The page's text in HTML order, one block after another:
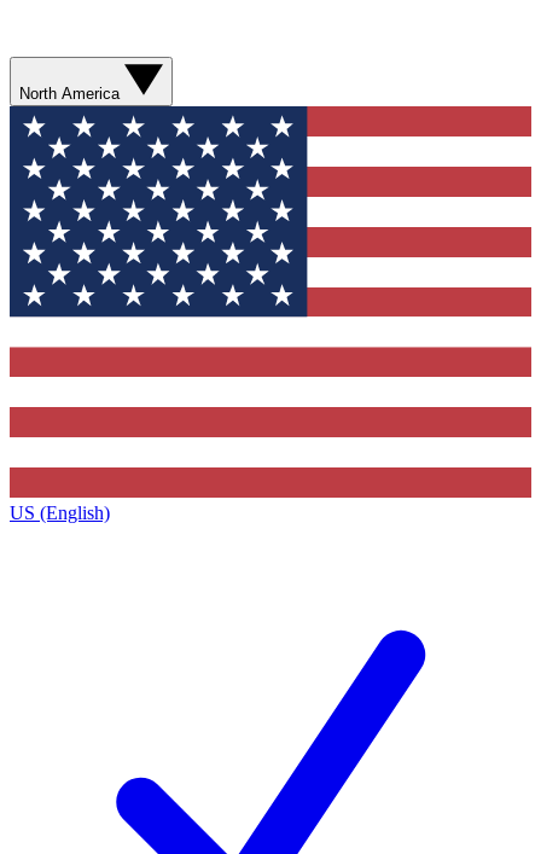
North America
US (English)